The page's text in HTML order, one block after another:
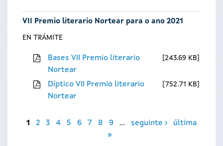
VII Premio literario Nortear para o ano 2021
EN TRÁMITE
Bases VII Premio literario
Nortear
243.69 KB
Díptico VII Premio literario
Nortear
752.71 KB
Páxinas
1 2 3 4 5 6 7 8 9 … seguinte ›
última
»